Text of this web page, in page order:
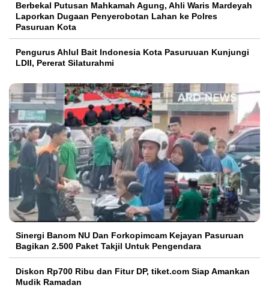
Berbekal Putusan Mahkamah Agung, Ahli Waris Mardeyah
Laporkan Dugaan Penyerobotan Lahan ke Polres
Pasuruan Kota
Pengurus Ahlul Bait Indonesia Kota Pasuruuan Kunjungi
LDII, Pererat Silaturahmi
Sinergi Banom NU Dan Forkopimcam Kejayan Pasuruan
Bagikan 2.500 Paket Takjil Untuk Pengendara
Diskon Rp700 Ribu dan Fitur DP, tiket.com Siap Amankan
Mudik Ramadan